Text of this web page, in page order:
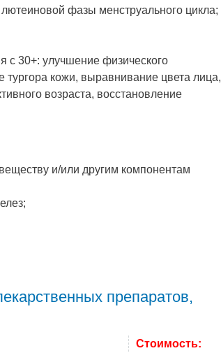
фазы менструального цикла;
с 30+: улучшение физического
кожи, выравнивание цвета лица,
возраста, восстановление
и/или другим компонентам
препаратов,
Стоимость: